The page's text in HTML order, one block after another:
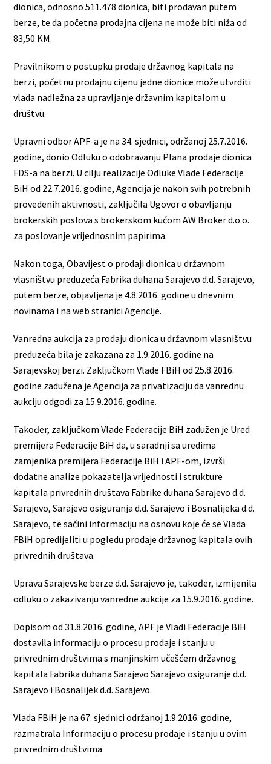
dionica, odnosno 511.478 dionica, biti prodavan putem
berze, te da početna prodajna cijena ne može biti niža od
83,50 KM.
Pravilnikom o postupku prodaje državnog kapitala na
berzi, početnu prodajnu cijenu jedne dionice može utvrditi
vlada nadležna za upravljanje državnim kapitalom u
društvu.
Upravni odbor APF-a je na 34. sjednici, održanoj 25.7.2016.
godine, donio Odluku o odobravanju Plana prodaje dionica
FDS-a na berzi. U cilju realizacije Odluke Vlade Federacije
BiH od 22.7.2016. godine, Agencija je nakon svih potrebnih
provedenih aktivnosti, zaključila Ugovor o obavljanju
brokerskih poslova s brokerskom kućom AW Broker d.o.o.
za poslovanje vrijednosnim papirima.
Nakon toga, Obavijest o prodaji dionica u državnom
vlasništvu preduzeća Fabrika duhana Sarajevo d.d. Sarajevo,
putem berze, objavljena je 4.8.2016. godine u dnevnim
novinama i na web stranici Agencije.
Vanredna aukcija za prodaju dionica u državnom vlasništvu
preduzeća bila je zakazana za 1.9.2016. godine na
Sarajevskoj berzi. Zaključkom Vlade FBiH od 25.8.2016.
godine zadužena je Agencija za privatizaciju da vanrednu
aukciju odgodi za 15.9.2016. godine.
Također, zaključkom Vlade Federacije BiH zadužen je Ured
premijera Federacije BiH da, u saradnji sa uredima
zamjenika premijera Federacije BiH i APF-om, izvrši
dodatne analize pokazatelja vrijednosti i strukture
kapitala privrednih društava Fabrike duhana Sarajevo d.d.
Sarajevo, Sarajevo osiguranja d.d. Sarajevo i Bosnalijeka d.d.
Sarajevo, te sačini informaciju na osnovu koje će se Vlada
FBiH opredijeliti u pogledu prodaje državnog kapitala ovih
privrednih društava.
Uprava Sarajevske berze d.d. Sarajevo je, također, izmijenila
odluku o zakazivanju vanredne aukcije za 15.9.2016. godine.
Dopisom od 31.8.2016. godine, APF je Vladi Federacije BiH
dostavila informaciju o procesu prodaje i stanju u
privrednim društvima s manjinskim učešćem državnog
kapitala Fabrika duhana Sarajevo Sarajevo osiguranje d.d.
Sarajevo i Bosnalijek d.d. Sarajevo.
Vlada FBiH je na 67. sjednici održanoj 1.9.2016. godine,
razmatrala Informaciju o procesu prodaje i stanju u ovim
privrednim društvima